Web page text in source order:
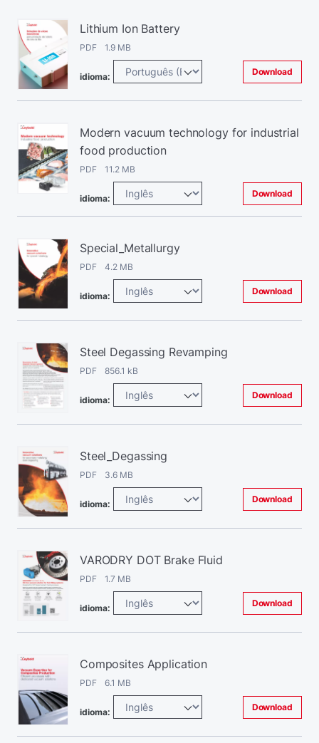
Lithium Ion Battery
PDF 1.9 MB
idioma: Download
Modern vacuum technology for industrial
food production
PDF 11.2 MB
idioma: Download
Special_Metallurgy
PDF 4.2 MB
idioma: Download
Steel Degassing Revamping
PDF 856.1 kB
idioma: Download
Steel_Degassing
PDF 3.6 MB
idioma: Download
VARODRY DOT Brake Fluid
PDF 1.7 MB
idioma: Download
Composites Application
PDF 6.1 MB
idioma: Download